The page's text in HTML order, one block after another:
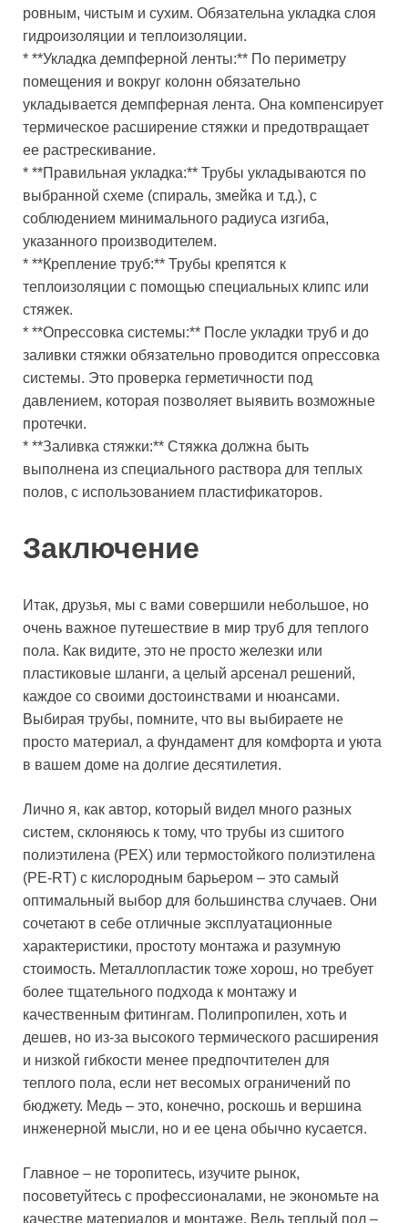
ровным, чистым и сухим. Обязательна укладка слоя
гидроизоляции и теплоизоляции.
* **Укладка демпферной ленты:** По периметру
помещения и вокруг колонн обязательно
укладывается демпферная лента. Она компенсирует
термическое расширение стяжки и предотвращает
ее растрескивание.
* **Правильная укладка:** Трубы укладываются по
выбранной схеме (спираль, змейка и т.д.), с
соблюдением минимального радиуса изгиба,
указанного производителем.
* **Крепление труб:** Трубы крепятся к
теплоизоляции с помощью специальных клипс или
стяжек.
* **Опрессовка системы:** После укладки труб и до
заливки стяжки обязательно проводится опрессовка
системы. Это проверка герметичности под
давлением, которая позволяет выявить возможные
протечки.
* **Заливка стяжки:** Стяжка должна быть
выполнена из специального раствора для теплых
полов, с использованием пластификаторов.
Заключение
Итак, друзья, мы с вами совершили небольшое, но
очень важное путешествие в мир труб для теплого
пола. Как видите, это не просто железки или
пластиковые шланги, а целый арсенал решений,
каждое со своими достоинствами и нюансами.
Выбирая трубы, помните, что вы выбираете не
просто материал, а фундамент для комфорта и уюта
в вашем доме на долгие десятилетия.
Лично я, как автор, который видел много разных
систем, склоняюсь к тому, что трубы из сшитого
полиэтилена (PEX) или термостойкого полиэтилена
(PE-RT) с кислородным барьером – это самый
оптимальный выбор для большинства случаев. Они
сочетают в себе отличные эксплуатационные
характеристики, простоту монтажа и разумную
стоимость. Металлопластик тоже хорош, но требует
более тщательного подхода к монтажу и
качественным фитингам. Полипропилен, хоть и
дешев, но из-за высокого термического расширения
и низкой гибкости менее предпочтителен для
теплого пола, если нет весомых ограничений по
бюджету. Медь – это, конечно, роскошь и вершина
инженерной мысли, но и ее цена обычно кусается.
Главное – не торопитесь, изучите рынок,
посоветуйтесь с профессионалами, не экономьте на
качестве материалов и монтаже. Ведь теплый пол –